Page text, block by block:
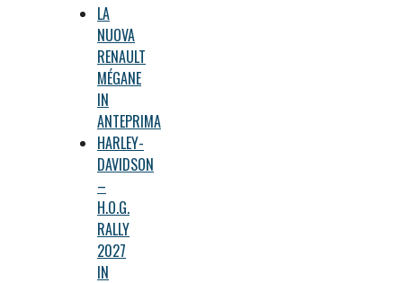
LA
NUOVA
RENAULT
MÉGANE
IN
ANTEPRIMA
HARLEY-
DAVIDSON
–
H.O.G.
RALLY
2027
IN